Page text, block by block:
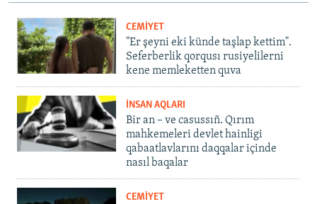
CEMİYET
"Er şeyni eki künde taşlap kettim".
Seferberlik qorqusı rusiyelilerni
kene memleketten quva
İNSAN AQLARI
Bir an – ve casussıñ. Qırım
mahkemeleri devlet hainligi
qabaatlavlarını daqqalar içinde
nasıl baqalar
CEMİYET